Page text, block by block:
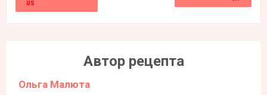
Автор рецепта
Ольга Малюта